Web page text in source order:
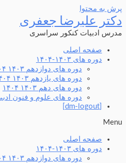
پرش به محتوا
دکتر علیرضا جعفری
مدرس ادبیات کنکور سراسری
صفحه اصلی
دوره های ۱۴۰۳-۱۴۰۴
دوره های دوازدهم ۱۴۰۳ ۱۴۰۴
دوره های یازدهم ۱۴۰۳ ۱۴۰۴
دوره های دهم ۱۴۰۳ ۱۴۰۴
دوره های علوم و فنون ادبی
Menu
صفحه اصلی
دوره های ۱۴۰۳-۱۴۰۴
دوره های دوازدهم ۱۴۰۳ ۱۴۰۴